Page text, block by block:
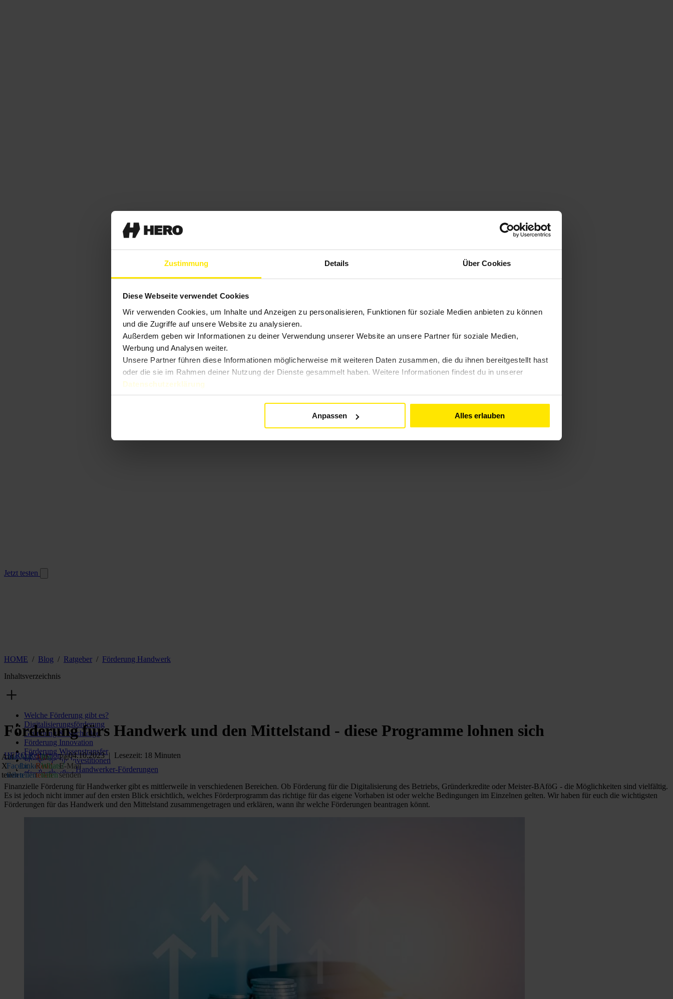
Zustimmung Details Über Cookies
Diese Webseite verwendet Cookies
Wir verwenden Cookies, um Inhalte und Anzeigen zu personalisieren, Funktionen für soziale Medien anbieten zu können
und die Zugriffe auf unsere Website zu analysieren.
Außerdem geben wir Informationen zu deiner Verwendung unserer Website an unsere Partner für soziale Medien,
Werbung und Analysen weiter.
Unsere Partner führen diese Informationen möglicherweise mit weiteren Daten zusammen, die du ihnen bereitgestellt hast
oder die sie im Rahmen deiner Nutzung der Dienste gesammelt haben. Weitere Informationen findest du in unserer
Datenschutzerklärung
Anpassen Alles erlauben
Jetzt testen
HOME / Blog / Ratgeber / Förderung Handwerk
Inhaltsverzeichnis
Welche Förderung gibt es?
Digitalisierungsförderung
Gründung & Nachfolge
Förderung Innovation
Förderung Wissenstransfer
Förderung für Investitionen
Die wichtigsten Handwerker-Förderungen
Förderung fürs Handwerk und den Mittelstand - diese Programme lohnen sich
HERO Redaktion | 04.10.2023 | Lesezeit: 18 Minuten
Auf
X
teilen
Auf
Facebook
teilen
Auf
LinkedIn
teilen
Auf
Reddit
teilen
Per
WhatsApp
teilen
Per
E‑Mail
senden
Finanzielle Förderung für Handwerker gibt es mittlerweile in verschiedenen Bereichen. Ob Förderung für die Digitalisierung des Betriebs, Gründerkredite oder Meister-BAföG - die Möglichkeiten sind vielfältig.
Es ist jedoch nicht immer auf den ersten Blick ersichtlich, welches Förderprogramm das richtige für das eigene Vorhaben ist oder welche Bedingungen im Einzelnen gelten. Wir haben für euch die wichtigsten
Förderungen für das Handwerk und den Mittelstand zusammengetragen und erklären, wann ihr welche Förderungen beantragen könnt.